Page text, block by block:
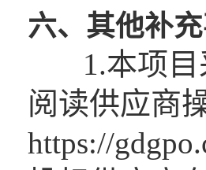
六、其他补
1.本项目
阅读供应商
https://